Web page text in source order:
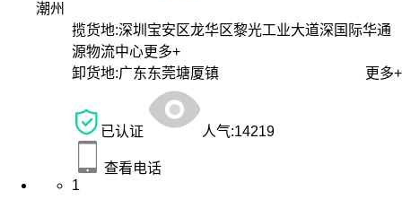
潮州
揽货地:深圳宝安区龙华区黎光工业大道深国际华通
源物流中心更多+
卸货地:广东东莞塘厦镇 更多+
已认证 人气:14219
查看电话
1